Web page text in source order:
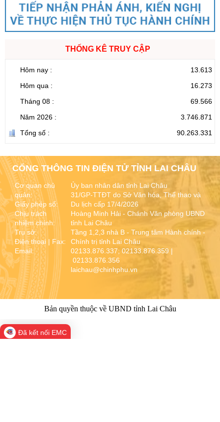
THỐNG KÊ TRUY CẬP
Hôm nay :
13.613
Hôm qua :
16.273
Tháng 08 :
69.566
Năm 2026 :
3.746.871
Tổng số :
90.263.331
CỔNG THÔNG TIN ĐIỆN TỬ TỈNH LAI CHÂU
Cơ quan chủ
quản:
Giấy phép số:
Chịu trách
nhiệm chính:
Trụ sở:
Điện thoại | Fax:
Email:
Ủy ban nhân dân tỉnh Lai Châu
31/GP-TTĐT do Sở Văn hóa, Thể thao và
Du lịch cấp 17/4/2026
Hoàng Minh Hải - Chánh Văn phòng UBND
tỉnh Lai Châu
Tầng 1,2,3 nhà B - Trung tâm Hành chính -
Chính trị tỉnh Lai Châu
02133.876.337; 02133.876.359 |
02133.876.356
laichau@chinhphu.vn
Bản quyền thuộc về UBND tỉnh Lai Châu
Đã kết nối EMC